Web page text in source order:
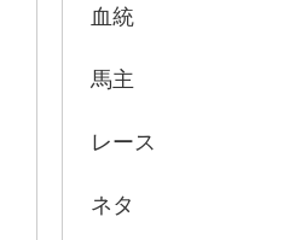
血統
馬主
レース
ネタ